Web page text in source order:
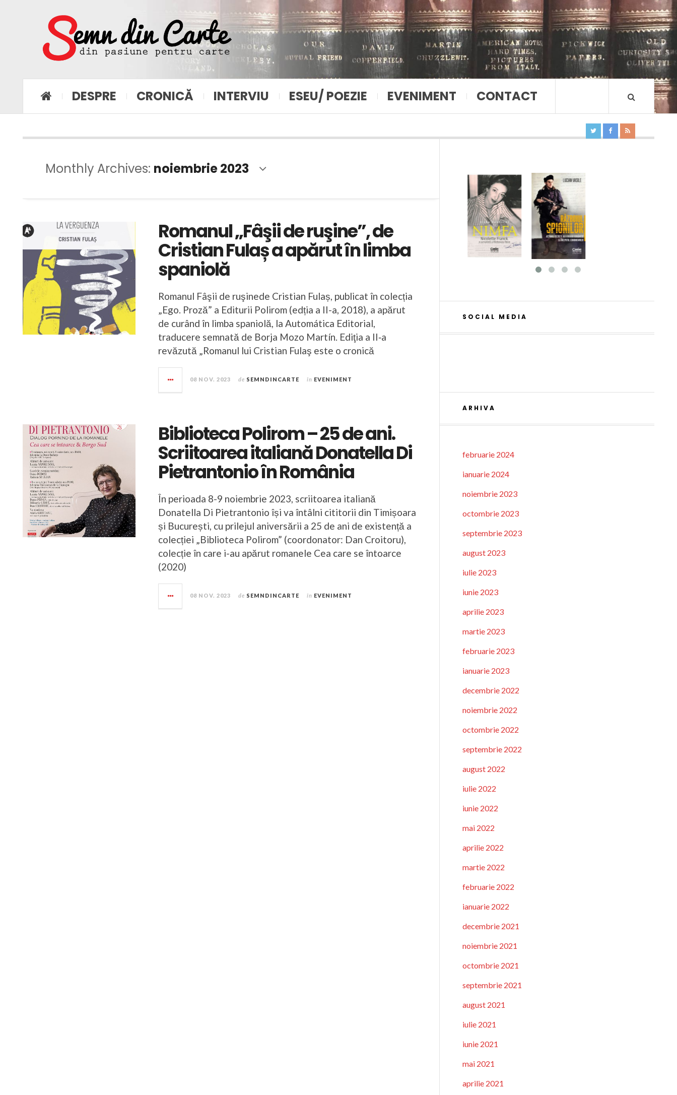
DESPRE CRONICĂ INTERVIU ESEU/ POEZIE EVENIMENT CONTACT
Monthly Archives: noiembrie 2023
Romanul „Fâşii de ruşine”, de
Cristian Fulaș a apărut în limba
spaniolă
Romanul Fâşii de ruşinede Cristian Fulaș, publicat în colecția
„Ego. Proză” a Editurii Polirom (edția a II-a, 2018), a apărut
de curând în limba spaniolă, la Automática Editorial,
traducere semnată de Borja Mozo Martín. Ediţia a II‑a
revăzută „Romanul lui Cristian Fulaş este o cronică
08 NOV. 2023 de SEMNDINCARTE în EVENIMENT
Biblioteca Polirom – 25 de ani.
Scriitoarea italiană Donatella Di
Pietrantonio în România
În perioada 8-9 noiembrie 2023, scriitoarea italiană
Donatella Di Pietrantonio își va întâlni cititorii din Timișoara
și București, cu prilejul aniversării a 25 de ani de existență a
colecției „Biblioteca Polirom” (coordonator: Dan Croitoru),
colecție în care i-au apărut romanele Cea care se întoarce
(2020)
08 NOV. 2023 de SEMNDINCARTE în EVENIMENT
SOCIAL MEDIA
ARHIVA
februarie 2024
ianuarie 2024
noiembrie 2023
octombrie 2023
septembrie 2023
august 2023
iulie 2023
iunie 2023
aprilie 2023
martie 2023
februarie 2023
ianuarie 2023
decembrie 2022
noiembrie 2022
octombrie 2022
septembrie 2022
august 2022
iulie 2022
iunie 2022
mai 2022
aprilie 2022
martie 2022
februarie 2022
ianuarie 2022
decembrie 2021
noiembrie 2021
octombrie 2021
septembrie 2021
august 2021
iulie 2021
iunie 2021
mai 2021
aprilie 2021